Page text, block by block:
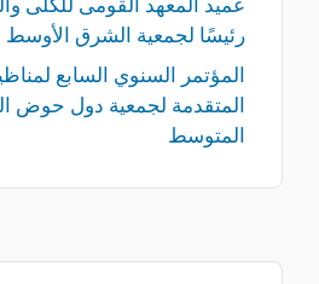
رئيسًا لجمعية الشرق الأوسط
المؤتمر السنوي السابع
المتقدمة لجمعية دول حوض
المتوسط